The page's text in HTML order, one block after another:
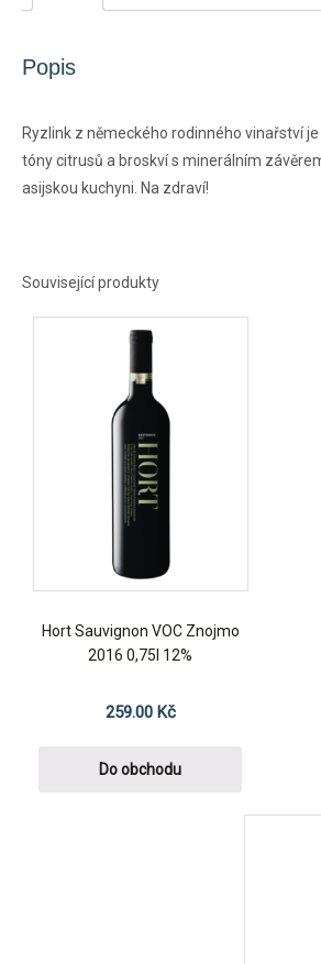
Popis
Ryzlink z německého rodinného vinařství
tóny citrusů a broskví s minerálním
asijskou kuchyni. Na zdraví!
Související produkty
Hort Sauvignon VOC Znojmo
2016 0,75l 12%
259.00 Kč
Do obchodu